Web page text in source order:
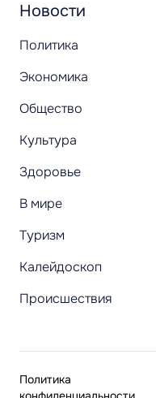
Новости
Политика
Экономика
Общество
Культура
Здоровье
В мире
Туризм
Калейдоскоп
Происшествия
Политика